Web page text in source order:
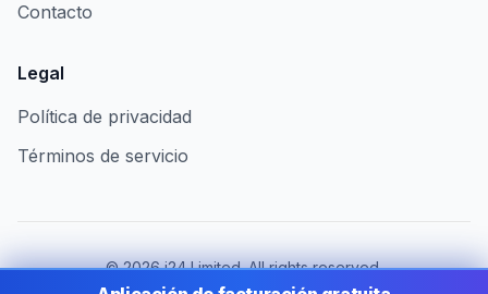
Contacto
Legal
Política de privacidad
Términos de servicio
©2026i24 Limited. All rights reserved.
Al servicio de empresas en Mexico